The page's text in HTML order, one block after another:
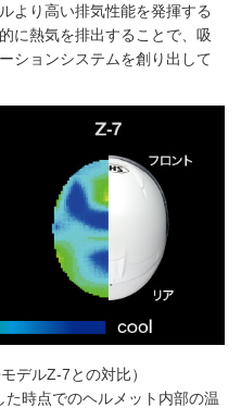
より高い排気性能を発揮する
に熱気を排出することで、吸
ションシステムを創り出して
デルZ-7との対比）
時点でのヘルメット内部の温